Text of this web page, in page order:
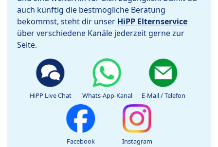
auch künftig die bestmögliche Beratung
bekommst, steht dir unser HiPP Elternservice
über verschiedene Kanäle jederzeit gerne zur
Seite.
HiPP Live Chat Whats-App-Kanal E-Mail / Telefon
Facebook Instagram